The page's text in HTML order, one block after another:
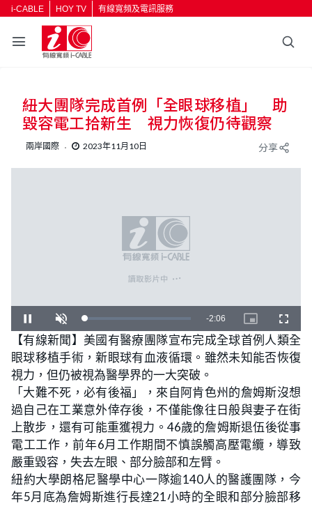
i-CABLE HOY TV 有線寬頻及電訊服務
紐大團隊完成首例「全眼球移植」 助
毀容電工拾新生 視力恢復仍待觀察
兩岸國際 2023年11月10日 分享
i
d
e
P
l
i
l
o
a
n
g
.
P
a
u
s
e
U
n
m
t
e
L
o
a
d
e
:
0
%
R
e
a
i
n
i
n
-2:06
P
i
c
t
u
r
i
n
-
P
i
c
t
u
F
u
l
s
c
e
n
【有線新聞】美國有醫療團隊宣布完成全球首例人類全
眼球移植手術，新眼球有血液循環。雖然未知能否恢復
視力，但仍被視為醫學界的一大突破。
「大難不死，必有後福」，來自阿肯色州的詹姆斯沒想
過自己在工業意外倖存後，不僅能像往日般與妻子在街
上散步，還有可能重獲視力。46歲的詹姆斯退伍後從事
電工工作，前年6月工作期間不慎誤觸高壓電纜，導致
嚴重毀容，失去左眼、部分臉部和左臂。
紐約大學朗格尼醫學中心一隊逾140人的醫護團隊，今
年5月底為詹姆斯進行長達21小時的全眼和部分臉部移